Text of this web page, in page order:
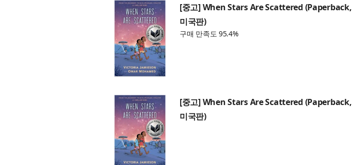
[중고] When Stars Are Scattered (Paperback,
미국판)
구매 만족도 95.4%
[중고] When Stars Are Scattered (Paperback,
미국판)